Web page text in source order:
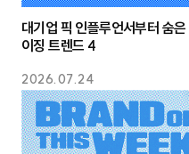
2026.07.24
대기업 픽 인플루언서부터 숨
이징 트렌드 4